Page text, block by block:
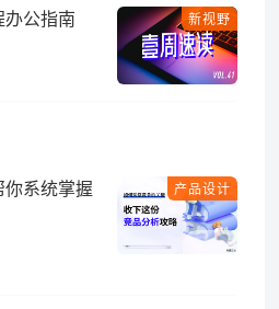
新视野
公指南
产品设计
系统掌握